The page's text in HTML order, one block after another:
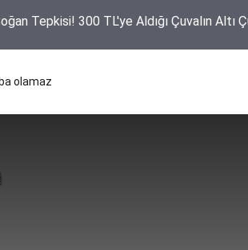
Anlamlı Teşekkür! Muhtarlardan
olamaz